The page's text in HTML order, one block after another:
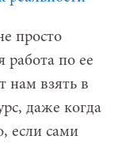
просто
работа по ее
нам взять в
даже когда
если сами